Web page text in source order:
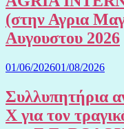
(στην Αγρια
Αυγουστου 2026
01/06/202601/08/2026
Συλλυπητήρια
Χ για τον